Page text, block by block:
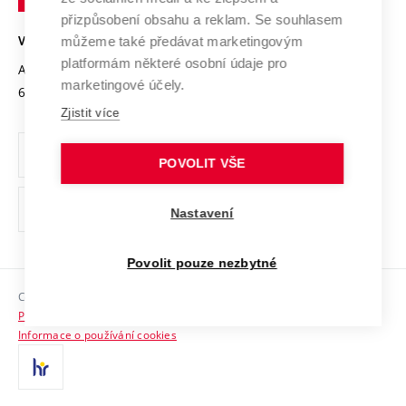
Open Science
Projekty
Projekty ze strukturálních fondů
Specifický výzkum
Univerzitní sítě
Bezpečná univerzita
Vyznamenání
Organizační struktura
Ochrana osobních údajů
odkaz)
Sociální bezpečí
HR Award
Kontakty
VYSOKÉ UČENÍ TECHNICKÉ V BRNĚ
Antonínská 548/1
602 00 Brno
www.vut.cz
vut@vutbr.cz
Copyright © 2026 VUT
Prohlášení o přístupnosti
Informace o používání cookies
přizpůsobení obsahu a reklam. Se souhlasem
můžeme také předávat marketingovým
platformám některé osobní údaje pro
marketingové účely.
Zjistit více
POVOLIT VŠE
Nastavení
Povolit pouze nezbytné